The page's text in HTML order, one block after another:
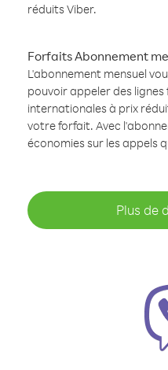
réduits Viber.
Forfaits Abonnement
L'abonnement mensuel
pouvoir appeler des lignes
internationales à prix
votre forfait. Avec
économies sur les appels
Plus de